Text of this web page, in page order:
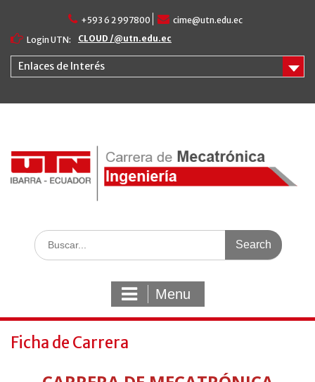
content
+593 6 2 997800
cime@utn.edu.ec
Login UTN:
CLOUD /@utn.edu.ec
Enlaces de Interés
Search
for:
Menu
Ficha de Carrera